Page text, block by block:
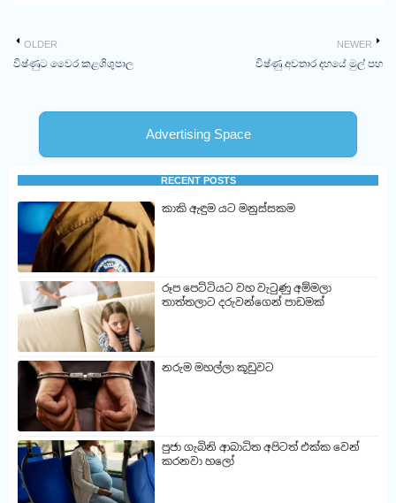
NEWER
විෂ්ණු අවතාර දහයේ මුල් පහ
OLDER
විෂ්ණුට වෛර කළශිශුපාල
Advertising Space
RECENT POSTS
කාකි ඇඳුම යට මනුස්සකම
රූප පෙට්ටියට වහ වැටුණු අම්මලා
තාත්තලාට දරුවන්ගෙන් පාඩමක්
නරුම මහල්ලා කූඩුවට
පුජා ගැබිනි ආබාධිත අපිටත් එක්ක වෙන්
කරනවා හලෝ